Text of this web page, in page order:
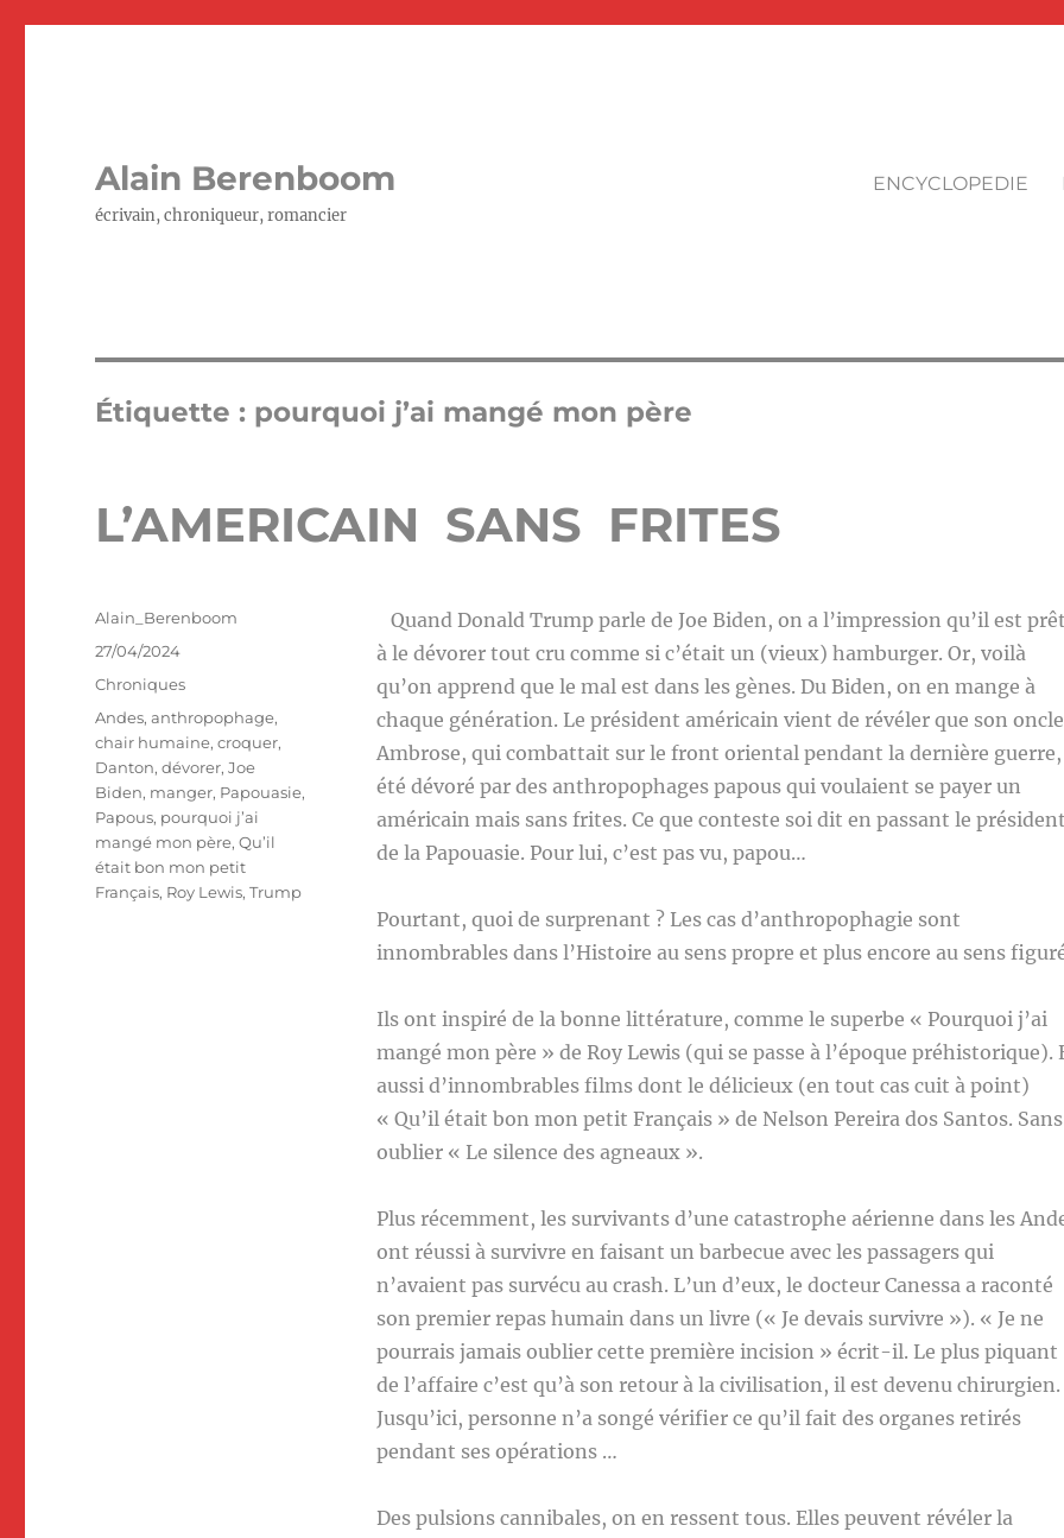
Alain Berenboom
écrivain, chroniqueur, romancier
ENCYCLOPEDIE
Étiquette : pourquoi j’ai mangé mon père
L’AMERICAIN SANS FRITES
Quand Donald Trump parle de Joe Biden, on a l’impression qu’il est
à le dévorer tout cru comme si c’était un (vieux) hamburger. Or, voilà
qu’on apprend que le mal est dans les gènes. Du Biden, on en mange à
chaque génération. Le président américain vient de révéler que son
Ambrose, qui combattait sur le front oriental pendant la dernière guerre,
été dévoré par des anthropophages papous qui voulaient se payer un
américain mais sans frites. Ce que conteste soi dit en passant le
de la Papouasie. Pour lui, c’est pas vu, papou…
Pourtant, quoi de surprenant ? Les cas d’anthropophagie sont
innombrables dans l’Histoire au sens propre et plus encore au sens
Ils ont inspiré de la bonne littérature, comme le superbe « Pourquoi j’ai
mangé mon père » de Roy Lewis (qui se passe à l’époque préhistorique).
aussi d’innombrables films dont le délicieux (en tout cas cuit à point)
« Qu’il était bon mon petit Français » de Nelson Pereira dos Santos. Sans
oublier « Le silence des agneaux ».
Plus récemment, les survivants d’une catastrophe aérienne dans les
ont réussi à survivre en faisant un barbecue avec les passagers qui
n’avaient pas survécu au crash. L’un d’eux, le docteur Canessa a raconté
son premier repas humain dans un livre (« Je devais survivre »). « Je ne
pourrais jamais oublier cette première incision » écrit-il. Le plus piquant
de l’affaire c’est qu’à son retour à la civilisation, il est devenu chirurgien.
Jusqu’ici, personne n’a songé vérifier ce qu’il fait des organes retirés
pendant ses opérations …
Des pulsions cannibales, on en ressent tous. Elles peuvent révéler la
Auteur
Alain_Berenboom
Publié
le
27/04/2024
Catégories
Chroniques
Étiquettes
Andes,anthropophage,
chair humaine,croquer,
Danton,dévorer,Joe
Biden, manger, Papouasie,
Papous, pourquoi j’ai
mangé mon père,Qu’il
était bon mon petit
Français, Roy Lewis,Trump